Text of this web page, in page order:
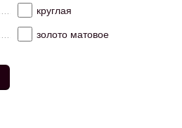
круглая
золото матовое